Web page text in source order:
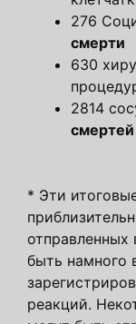
276
смерти
630
2814
смертей
* Эти
отправленных
быть намного
реакций.